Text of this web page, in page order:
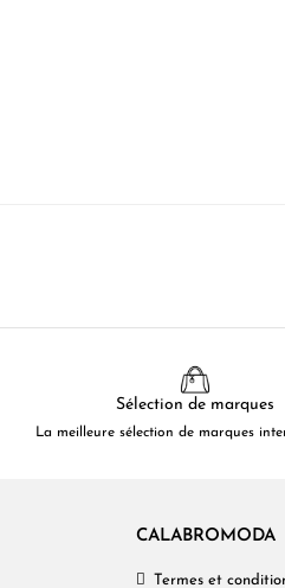
Sélection de marques
La meilleure sélection de marques
CALABROMODA
Termes et